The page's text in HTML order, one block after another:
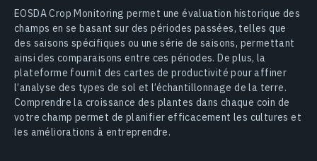
EOSDA Crop Monitoring permet une évaluation historique des
champs en se basant sur des périodes passées, telles que
des saisons spécifiques ou une série de saisons, permettant
ainsi des comparaisons entre ces périodes. De plus, la
plateforme fournit des cartes de productivité pour affiner
l’analyse des types de sol et l’échantillonnage de la terre.
Comprendre la croissance des plantes dans chaque coin de
votre champ permet de planifier efficacement les cultures et
les améliorations à entreprendre.